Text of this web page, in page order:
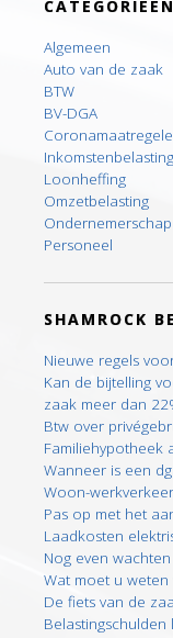
CATEGORIEEN
Algemeen
Auto van de zaak
BTW
BV-DGA
Inkomstenbelasting
Loonheffing
Omzetbelasting
Ondernemerschap
Personeel
SHAMROCK
Nieuwe regels
Kan de bijtelling
zaak meer dan
Btw over
Familiehypotheek
Wanneer is een
Woon-
Pas op met het
Laadkosten
Nog even
Wat moet u
De fiets van de
Belastingschulden